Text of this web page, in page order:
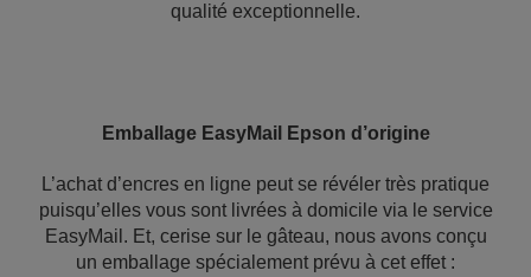
qualité exceptionnelle.
Emballage EasyMail Epson d’origine
L’achat d’encres en ligne peut se révéler très pratique
puisqu’elles vous sont livrées à domicile via le service
EasyMail. Et, cerise sur le gâteau, nous avons conçu
un emballage spécialement prévu à cet effet :